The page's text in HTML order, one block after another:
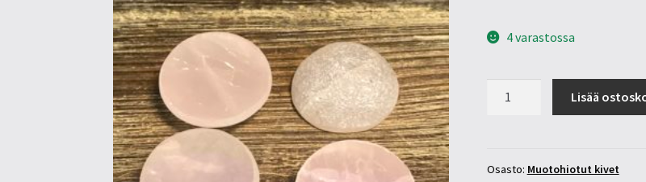
4 varastossa
35mm
Lisää
Osasto: Muotohiotut kivet